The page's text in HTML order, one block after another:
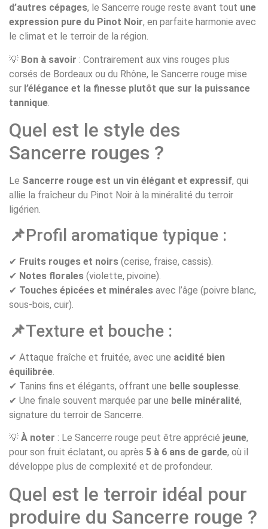
d’autres cépages, le Sancerre rouge reste avant tout une
expression pure du Pinot Noir, en parfaite harmonie avec
le climat et le terroir de la région.
💡 Bon à savoir : Contrairement aux vins rouges plus
corsés de Bordeaux ou du Rhône, le Sancerre rouge mise
sur l’élégance et la finesse plutôt que sur la puissance
tannique
Quel est le style des
Sancerre rouges ?
Le Sancerre rouge est un vin élégant et expressif, qui
allie la fraîcheur du Pinot Noir à la minéralité du terroir
ligérien.
📌Profil aromatique typique :
✔ Fruits rouges et noirs (cerise, fraise, cassis).
✔ Notes florales (violette, pivoine).
✔ Touches épicées et minérales avec l’âge (poivre blanc,
sous-bois, cuir).
📌Texture et bouche :
✔ Attaque fraîche et fruitée, avec une acidité bien
équilibrée.
✔ Tanins fins et élégants, offrant une belle souplesse.
✔ Une finale souvent marquée par une belle minéralité,
signature du terroir de Sancerre.
💡 À noter : Le Sancerre rouge peut être apprécié jeune,
pour son fruit éclatant, ou après 5 à 6 ans de garde, où il
développe plus de complexité et de profondeur.
Quel est le terroir idéal pour
produire du Sancerre rouge ?